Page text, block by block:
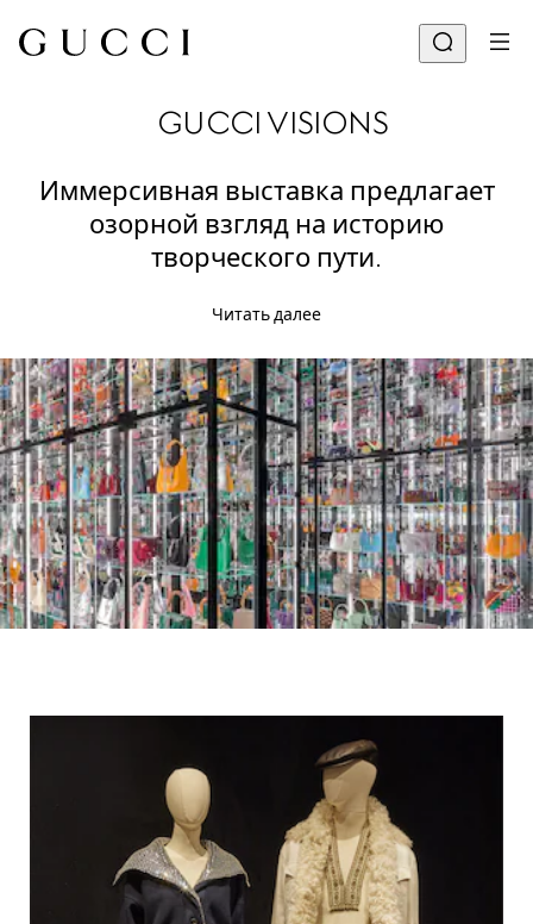
GUCCI VISIONS
Иммерсивная выставка предлагает
озорной взгляд на историю
творческого пути.
Читать далее